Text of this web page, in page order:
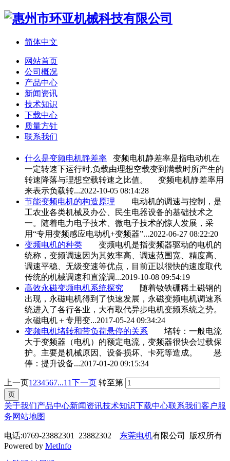
简体中文
网站首页
公司概况
产品中心
新闻资讯
技术知识
下载中心
质量方针
联系我们
什么是变频电机静差率 变频电机静差率是指电动机在
一定转速下运行时,负载由理想空载变到满载时所产生的
转速降落与理想空载转速之比值。 变频电机静差率用
来表示负载转...2022-10-05 08:14:28
节能变频电机的构造原理 电动机的调速与控制，是
工农业各类机械及办公、民生电器设备的基础技术之
一。随着电力电子技术、微电子技术的惊人发展，采
用“专用变频感应电动机+变频器”...2022-06-27 08:22:20
变频电机的种类 变频电机是指变频器驱动的电机的
统称，变频调速因为其效率高、调速范围宽、精度高、
调速平稳、无级变速等优点，目前正以很快的速度取代
传统的机械调速和直流调...2019-10-08 09:54:19
高效永磁变频电机系统探究 随着钕铁硼稀土磁钢的
出现，永磁电机得到了快速发展，永磁变频电机调速系
统进入了各行各业，大有取代异步电机变频系统之势。
永磁电机＋专用变...2017-05-24 09:34:24
变频电机堵转和带负荷悬停的关系 堵转：一般电流
大于变频器（电机）的额定电流，变频器很快会过载保
护。主要是机械原因、设备损坏、卡死等造成。 悬
停：提升设备...2017-01-20 09:15:34
上一页1 234567...11下一页 转至第
关于我们产品中心新闻资讯技术知识下载中心联系我们客户服
务网站地图
电话:0769-23882301 23882302 东莞电机有限公司 版权所有
Powered by MetInfo